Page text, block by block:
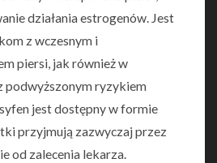
działania estrogenów. Jest
z wczesnym i
piersi, jak również w
ryzykiem
jest dostępny w formie
przyjmują zazwyczaj przez
od zalecenia lekarza.